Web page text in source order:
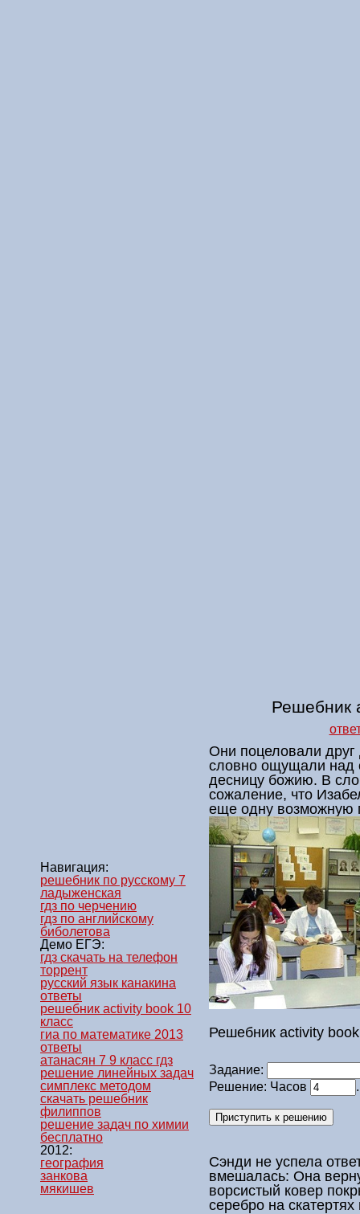
Решебник
Навигация:
решебник по русскому 7
ладыженская
гдз по черчению
гдз по английскому
биболетова
Демо ЕГЭ:
гдз скачать на телефон
торрент
русский язык канакина
ответы
решебник activity book 10
класс
гиа по математике 2013
ответы
атанасян 7 9 класс гдз
решение линейных задач
симплекс методом
скачать решебник
филиппов
решение задач по химии
бесплатно
2012:
география
занкова
мякишев
Они поцеловали друг
словно ощущали над
десницу божию. В
сожаление, что
еще одну возможную
Решебник activity
Задание:
Решение: Часов
Сэнди не успела
вмешалась: Она
ворсистый ковер
серебро на